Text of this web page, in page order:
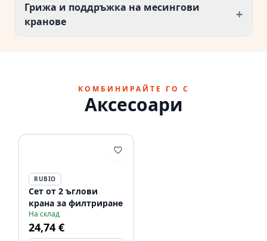
Грижа и поддръжка на месингови
кранове
+
КОМБИНИРАЙТЕ ГО С
Аксесоари
RUBIO
Сет от 2 ъглови
крана за филтриране
На склад
24,74 €